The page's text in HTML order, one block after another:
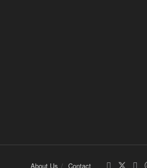
About Us Contact